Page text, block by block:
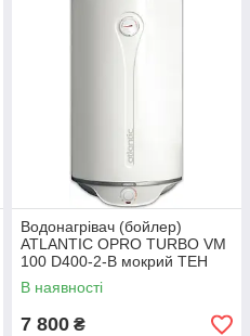
Водонагрівач (бойлер)
ATLANTIC OPRO TURBO VM
100 D400-2-B мокрий ТЕН
В наявності
7 800 ₴